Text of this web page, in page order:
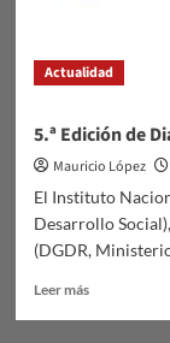
Actualidad
5.ª Edición de
Mauricio López
El Instituto
Desarrollo
(DGDR,
Leer másLeer